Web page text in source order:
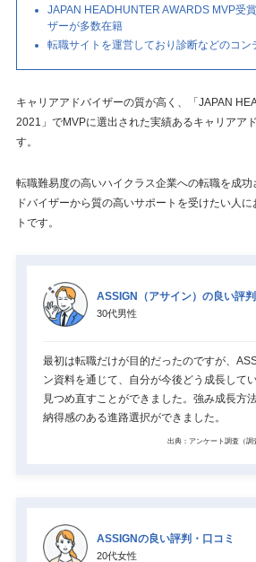
JAPAN HEADHUNTER AWARDS MVP受
ザーが多数在籍
転職サイトを運営しており診断などのコン
キャリアアドバイザーの質が高く、「JAPAN
2021」でMVPに選出された実績あるキャリアア
す。
転職難易度の高いハイクラス企業への転職を成
ドバイザーから質の高いサポートを受けたい人
トです。
ASSIGN（アサイン）の良い評
30代男性
最初は転職だけが目的だったのですが、
ン資料を通じて、自分が今後どう成長して
見つめ直すことができました。強み成長方
納得感のある進路選択ができました。
出典：アンケート調査（調
ASSIGNの良い評判・口コミ
20代女性